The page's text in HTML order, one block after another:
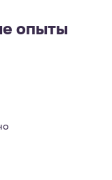
опыты